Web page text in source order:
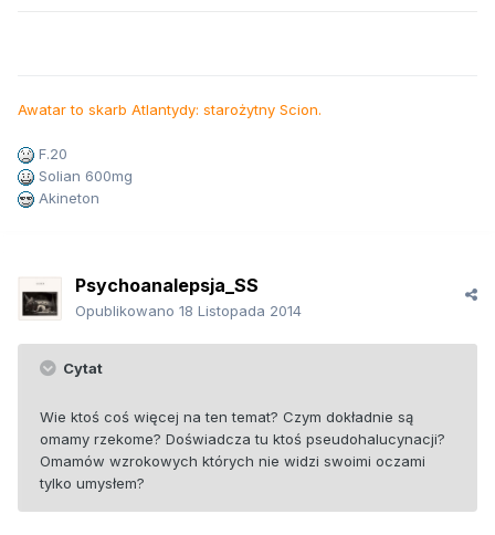
Awatar to skarb Atlantydy: starożytny Scion.
F.20
Solian 600mg
Akineton
Psychoanalepsja_SS
Opublikowano 18 Listopada 2014
Cytat
Wie ktoś coś więcej na ten temat? Czym dokładnie są
omamy rzekome? Doświadcza tu ktoś pseudohalucynacji?
Omamów wzrokowych których nie widzi swoimi oczami
tylko umysłem?